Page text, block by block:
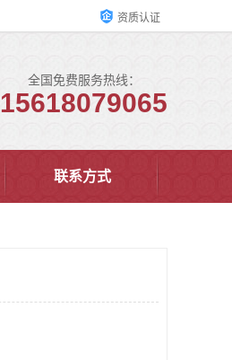
资质认证
全国免费服务热线：
15618079065
联系方式